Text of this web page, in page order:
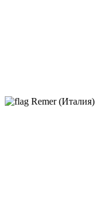
Remer (Италия)